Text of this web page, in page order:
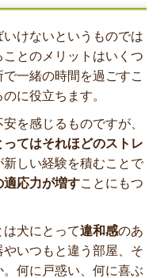
けないというものでは
とのメリットはいくつ
一緒の時間を過ごすこ
に役立ちます。
を感じるものですが、
てはそれほどのストレ
新しい経験を積むことで
適応力が増すことにもつ
は犬にとって違和感のあ
いつもと違う部屋、そ
何に戸惑い、何に喜ぶ